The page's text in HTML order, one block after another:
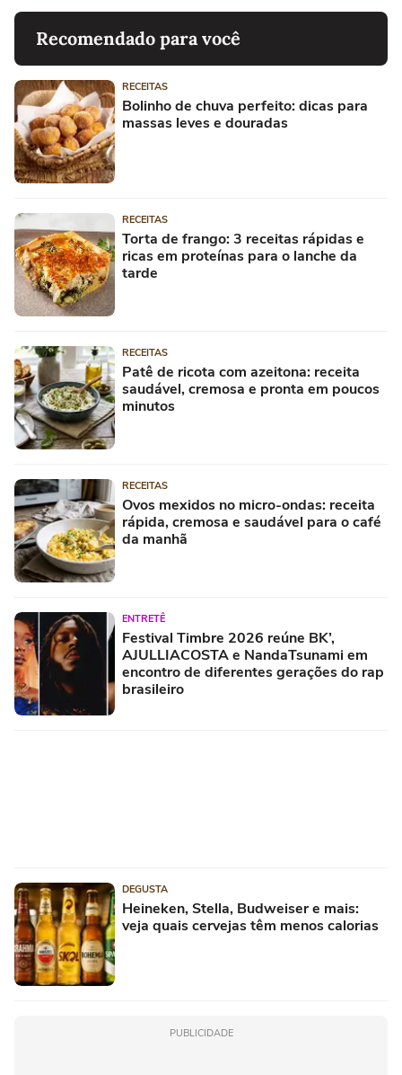
Recomendado para você
RECEITAS
Bolinho de chuva perfeito: dicas para
massas leves e douradas
RECEITAS
Torta de frango: 3 receitas rápidas e
ricas em proteínas para o lanche da
tarde
RECEITAS
Patê de ricota com azeitona: receita
saudável, cremosa e pronta em poucos
minutos
RECEITAS
Ovos mexidos no micro-ondas: receita
rápida, cremosa e saudável para o café
da manhã
ENTRETÊ
Festival Timbre 2026 reúne BK’,
AJULLIACOSTA e NandaTsunami em
encontro de diferentes gerações do rap
brasileiro
DEGUSTA
Heineken, Stella, Budweiser e mais:
veja quais cervejas têm menos calorias
PUBLICIDADE